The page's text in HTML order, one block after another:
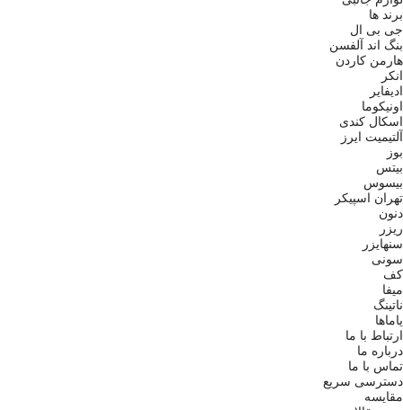
برند ها
جی بی ال
بنگ اند آلفسن
هارمن کاردن
انکر
ادیفایر
اونیکوما
اسکال کندی
آلتیمیت ایرز
بوز
بیتس
بیسوس
تهران اسپیکر
دنون
ریزر
سنهایزر
سونی
کف
میفا
ناتینگ
یاماها
ارتباط با ما
درباره ما
تماس با ما
دسترسی سریع
مقایسه